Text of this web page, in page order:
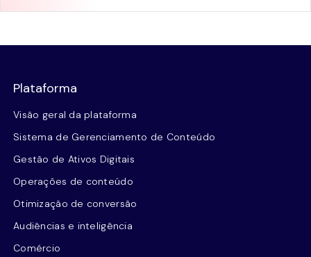
Plataforma
Visão geral da plataforma
Sistema de Gerenciamento de Conteúdo
Gestão de Ativos Digitais
Operações de conteúdo
Otimização de conversão
Audiências e inteligência
Comércio